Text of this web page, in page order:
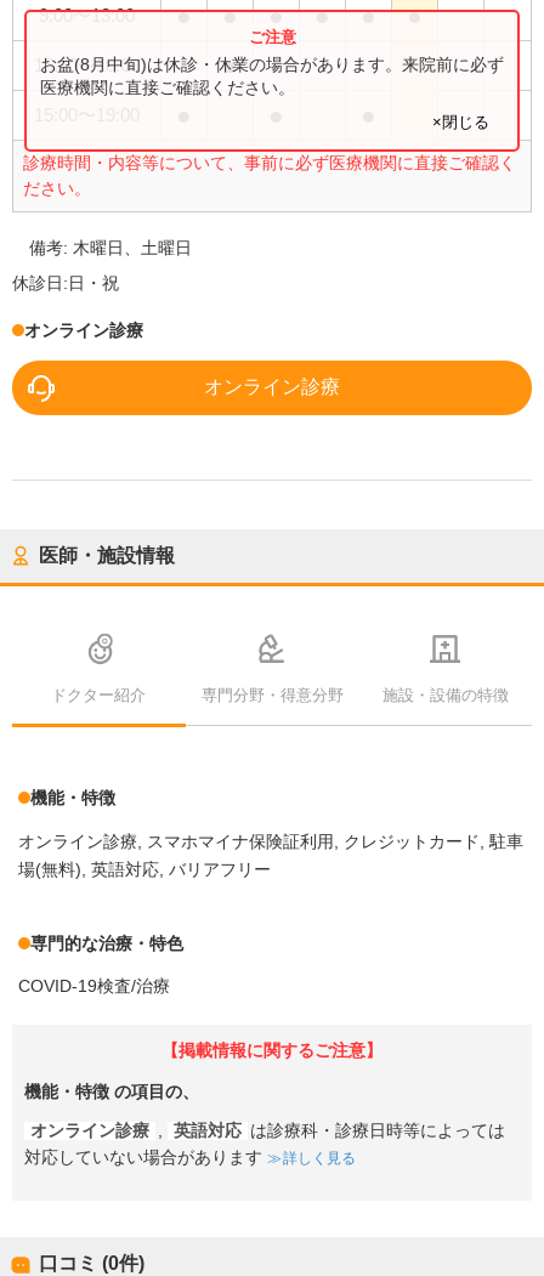
9:00〜13:00 ● ● ● ● ● ●
15:00〜18:00 ●
診療時間・内容等について、事前に必ず医療機関に直接ご確認く
ださい。
お盆(8月中旬)は休診・休業の場合があります。来院前に必ず
医療機関に直接ご確認ください。
×閉じる
備考: 木曜日、土曜日
休診日:日・祝
オンライン診療
オンライン診療
医師・施設情報
ドクター紹介 専門分野・得意分野 施設・設備の特徴
機能・特徴
オンライン診療 スマホマイナ保険証利用 クレジットカード
駐車
場(無料) 英語対応 バリアフリー
専門的な治療・特色
COVID-19検査/治療
【掲載情報に関するご注意】
機能・特徴 の項目の、
オンライン診療 , 英語対応 は診療科・診療日時等によっては
対応していない場合があります
詳しく見る
口コミ (0件)